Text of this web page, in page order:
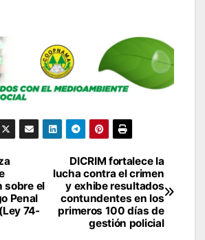
DICRIM fortalece la
lucha contra el crimen
y exhibe resultados
contundentes en los
primeros 100 días de
gestión policial
sobre el
Penal
74-